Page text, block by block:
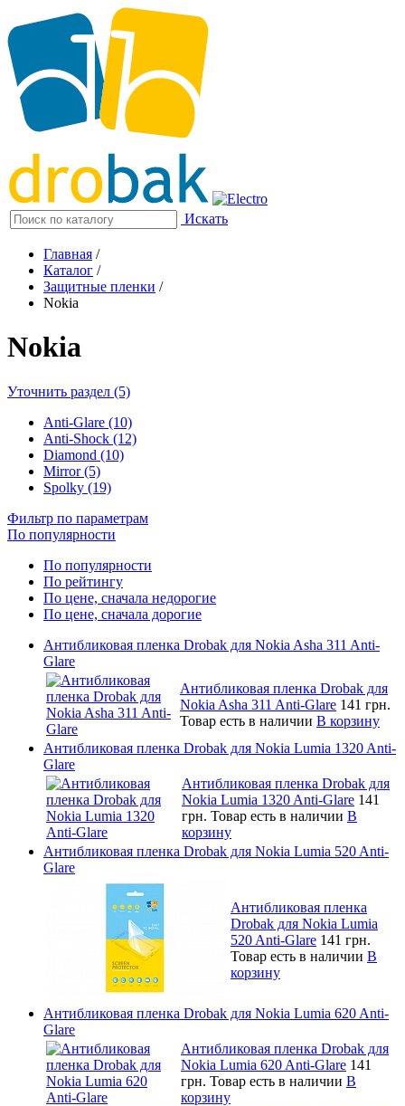
Искать
Главная /
Каталог /
Защитные пленки /
Nokia
Nokia
Уточнить раздел (5)
Anti-Glare (10)
Anti-Shock (12)
Diamond (10)
Mirror (5)
Spolky (19)
Фильтр по параметрам
По популярности
По популярности
По рейтингу
По цене, сначала недорогие
По цене, сначала дорогие
Антибликовая пленка Drobak для Nokia Asha 311 Anti-
Glare
Антибликовая пленка Drobak для
Nokia Asha 311 Anti-Glare 141 грн.
Товар есть в наличии В корзину
Антибликовая пленка Drobak для Nokia Lumia 1320 Anti-
Glare
Антибликовая пленка Drobak для
Nokia Lumia 1320 Anti-Glare 141
грн. Товар есть в наличии В
корзину
Антибликовая пленка Drobak для Nokia Lumia 520 Anti-
Glare
Антибликовая пленка
Drobak для Nokia Lumia
520 Anti-Glare 141 грн.
Товар есть в наличии В
корзину
Антибликовая пленка Drobak для Nokia Lumia 620 Anti-
Glare
Антибликовая пленка Drobak для
Nokia Lumia 620 Anti-Glare 141
грн. Товар есть в наличии В
корзину